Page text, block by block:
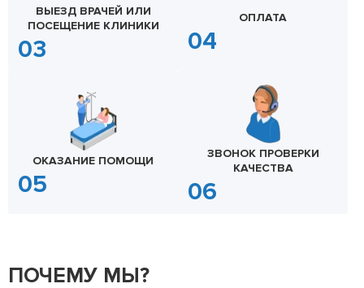
ВЫЕЗД ВРАЧЕЙ ИЛИ
ПОСЕЩЕНИЕ КЛИНИКИ
ОПЛАТА
ОКАЗАНИЕ ПОМОЩИ
ЗВОНОК ПРОВЕРКИ
КАЧЕСТВА
ПОЧЕМУ МЫ?